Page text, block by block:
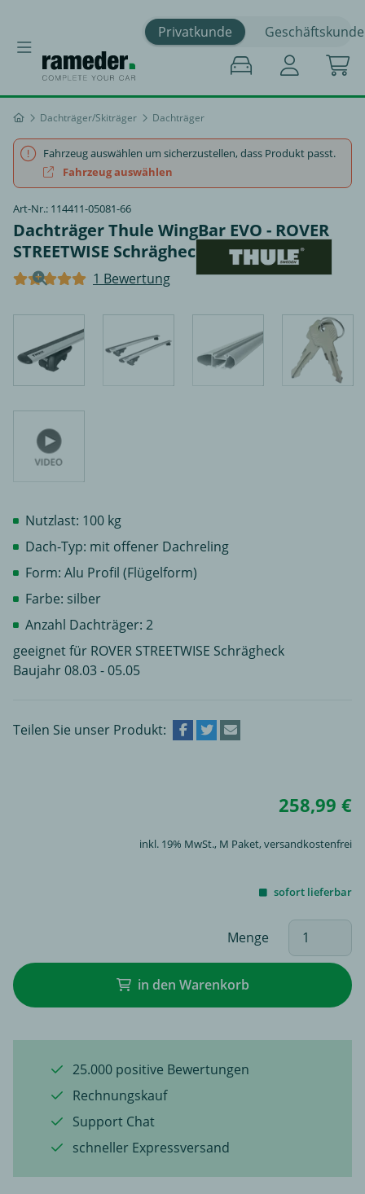
Privatkunde Geschäftskunde
Dachträger/Skiträger Dachträger
Fahrzeug auswählen um sicherzustellen, dass Produkt passt.
Fahrzeug auswählen
Art-Nr.: 114411-05081-66
Dachträger Thule WingBar EVO - ROVER
STREETWISE Schrägheck
1 Bewertung
Nutzlast: 100 kg
Dach-Typ: mit offener Dachreling
Form: Alu Profil (Flügelform)
Farbe: silber
Anzahl Dachträger: 2
geeignet für ROVER STREETWISE Schrägheck
Baujahr 08.03 - 05.05
Teilen Sie unser Produkt:
258,99 €
inkl. 19% MwSt., M Paket, versandkostenfrei
sofort lieferbar
Menge
in den Warenkorb
25.000 positive Bewertungen
Rechnungskauf
Support Chat
schneller Expressversand